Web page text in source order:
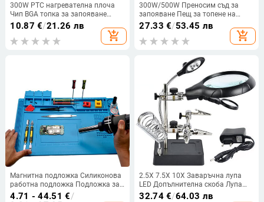
300W PTC нагревателна плоча
Чип BGA топка за запояване
Разделена плоча Алуминиева
LED лампа Премахване на
заваръчна станция Инструмент
10.87 €/21.26 лв
add_shopping_cart
300W/500W Преносим съд за
запояване Пещ за топене на
калай Ръчен регулируем контрол
на температурата Разпояване
Инструмент за баня
27.33 €/53.45 лв
add_shopping_cart
Магнитна подложка Силиконова
работна подложка Подложка за
станция за запояване
4.71 - 44.51 €/
2.5X 7.5X 10X Заваръчна лупа
LED Допълнителна скоба Лупа
Лупа 3 In1 Ръчно запояване
32.74€/64.03 лв